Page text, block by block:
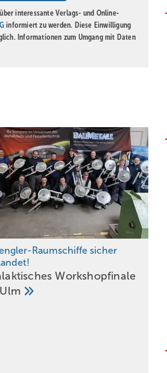
interessante Verlags- und Online-
informiert zu werden. Diese Einwilligung
Informationen zum Umgang mit Daten
Raumschiffe sicher
Workshopfinale
Ulm